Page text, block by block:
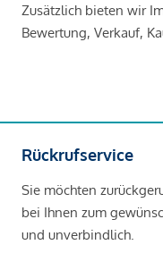
Zusätzlich bieten wir
Bewertung, Verkauf,
Rückrufservice
Sie möchten
bei Ihnen zum
und unverbindlich.